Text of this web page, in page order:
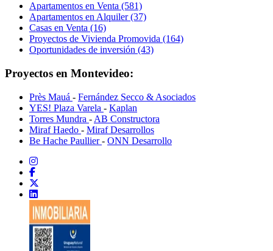
Apartamentos en Venta (581)
Apartamentos en Alquiler (37)
Casas en Venta (16)
Proyectos de Vivienda Promovida (164)
Oportunidades de inversión (43)
Proyectos en Montevideo:
Près Mauá - Fernández Secco & Asociados
YES! Plaza Varela - Kaplan
Torres Mundra - AB Constructora
Miraf Haedo - Miraf Desarrollos
Be Hache Paullier- ONN Desarrollo